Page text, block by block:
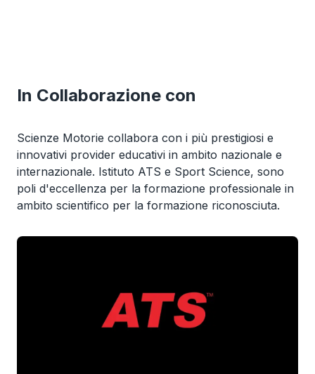
In Collaborazione con
Scienze Motorie collabora con i più prestigiosi e
innovativi provider educativi in ambito nazionale e
internazionale. Istituto ATS e Sport Science, sono
poli d'eccellenza per la formazione professionale in
ambito scientifico per la formazione riconosciuta.